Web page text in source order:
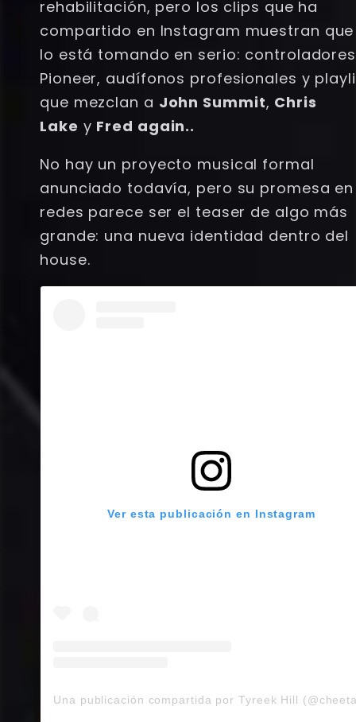
rehabilitación, pero los clips que ha
compartido en Instagram muestran
lo está tomando en serio: controladores
Pioneer, audífonos profesionales y
que mezclan a John Summit, Chris
Lake y Fred again..
No hay un proyecto musical formal
anunciado todavía, pero su promesa en
redes parece ser el teaser de algo más
grande: una nueva identidad dentro del
house.
Ver esta publicación en Instagram
Una publicación compartida por Tyreek Hill